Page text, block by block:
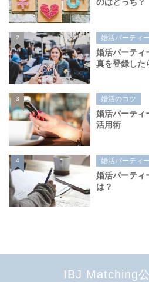
のはどっち？
2 婚活パーティ
婚活パーティ
真を登録した
3 婚活のコツ
婚活パーティ
活用術
4 婚活パーティ
婚活パーティ
は？
IBJ Matching